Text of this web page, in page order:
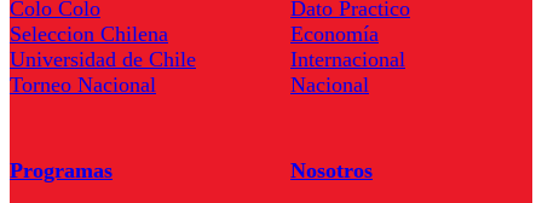
Colo Colo
Seleccion Chilena
Universidad de Chile
Torneo Nacional
Dato Practico
Economía
Internacional
Nacional
Programas
Nosotros